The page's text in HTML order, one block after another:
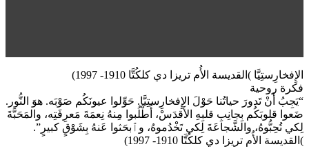
الإِفخارِستِيَّا )القديسة الأُم تريزا دي كلكُتَّا 1910- 1997)
فكرة روحية
“يَجِبُ أَنْ تَدورَ حياتُنا حَوْلَ الإِفخارِستِيَّا. حَوِّلوا عيونَكُم صَوْبَه. هوَ النُّور.
ضَعوا قلوبَكُم بِجانِبِ قلبِهِ الأَقدَسْ، أُطْلُبوا مِنهُ نِعمَةَ مَعرِفَتِه، والمَحَبَّةَ
لِكي تُحِبُّوهُ، والشَّجاعَةَ لِكي تَخْدُموهُ، وٱبحَثوا عَنهُ بِشَوْقٍ كبيرٍ”.
)القديسة الأُم تريزا دي كلكُتَّا 1910- 1997)